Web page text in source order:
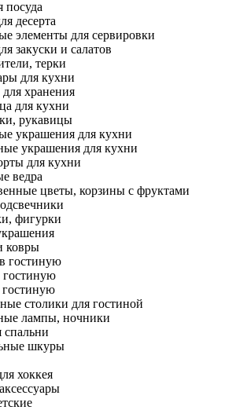
посуда
десерта
элементы для сервировки
закуски и салатов
терки
для кухни
хранения
для кухни
рукавицы
украшения для кухни
украшения для кухни
для кухни
ведра
цветы, корзины с фруктами
фигурки
ковры
гостиную
гостиную
гостиную
столики для гостиной
лампы, ночники
спальни
шкуры
хоккея